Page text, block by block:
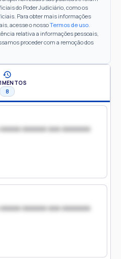
do Poder Judiciário, como os
Para obter mais informações
acesse o nossoTermos de uso.
relativa a informações pessoais,
proceder com a remoção dos
8
xxxxxx xxx xxxxxxx
xxxxxx xxx xxxxxxx